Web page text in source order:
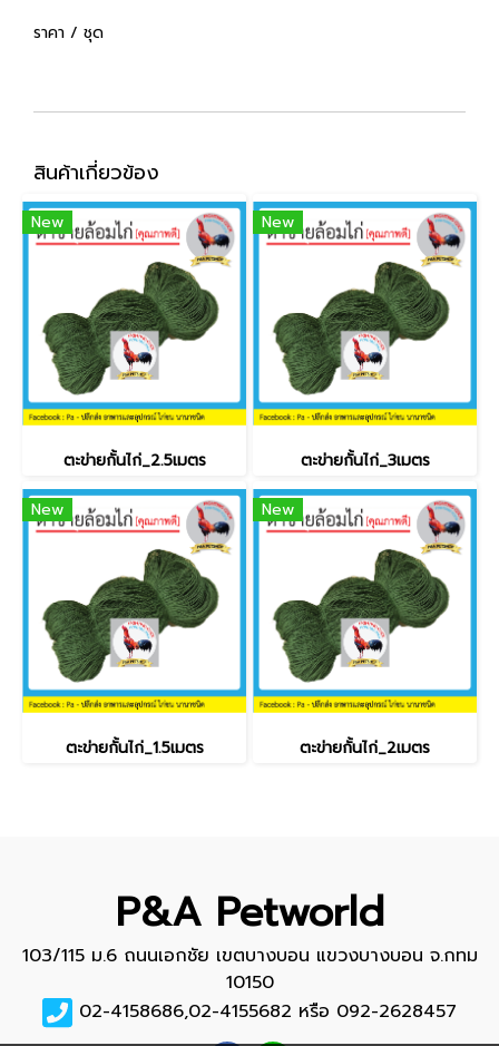
ราคา / ชุด
สินค้าเกี่ยวข้อง
New
ตะข่ายกั้นไก่_2.5เมตร
New
ตะข่ายกั้นไก่_3เมตร
New
ตะข่ายกั้นไก่_1.5เมตร
New
ตะข่ายกั้นไก่_2เมตร
P&A Petworld
103/115 ม.6 ถนนเอกชัย เขตบางบอน แขวงบางบอน จ.กทม
10150
02-4158686,02-4155682 หรือ 092-2628457